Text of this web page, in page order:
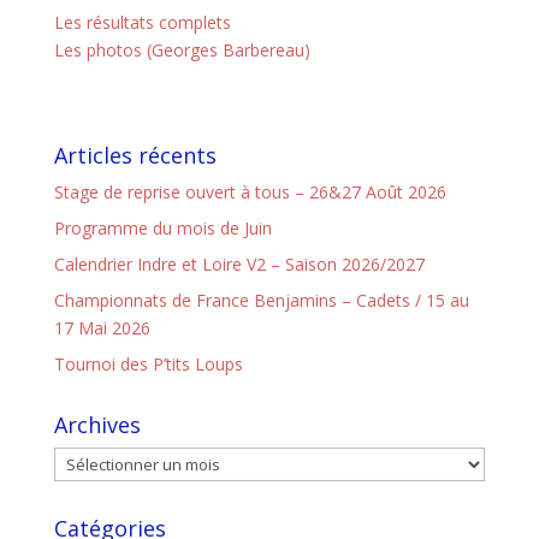
Les résultats complets
Les photos (Georges Barbereau)
Articles récents
Stage de reprise ouvert à tous – 26&27 Août 2026
Programme du mois de Juin
Calendrier Indre et Loire V2 – Saison 2026/2027
Championnats de France Benjamins – Cadets / 15 au
17 Mai 2026
Tournoi des P’tits Loups
Archives
Catégories